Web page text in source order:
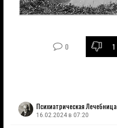
0 1
Психиатрическая Лечебница
16.02.2024 в 07:20